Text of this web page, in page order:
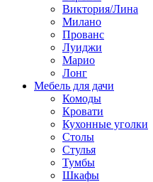
Виктория/Лина
Милано
Прованс
Луиджи
Марио
Лонг
Мебель для дачи
Комоды
Кровати
Кухонные уголки
Столы
Стулья
Тумбы
Шкафы